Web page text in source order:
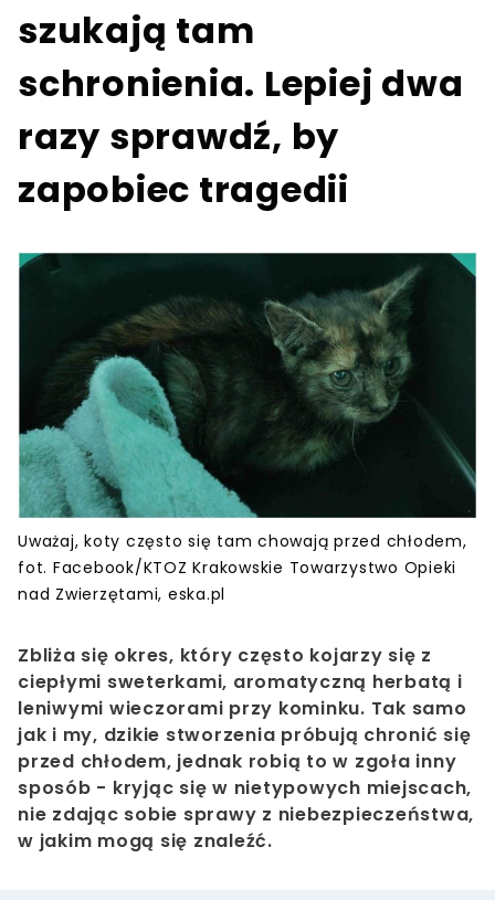
szukają tam
schronienia. Lepiej dwa
razy sprawdź, by
zapobiec tragedii
Uważaj, koty często się tam chowają przed chłodem,
fot. Facebook/KTOZ Krakowskie Towarzystwo Opieki
nad Zwierzętami, eska.pl
Zbliża się okres, który często kojarzy się z
ciepłymi sweterkami, aromatyczną herbatą i
leniwymi wieczorami przy kominku. Tak samo
jak i my, dzikie stworzenia próbują chronić się
przed chłodem, jednak robią to w zgoła inny
sposób - kryjąc się w nietypowych miejscach,
nie zdając sobie sprawy z niebezpieczeństwa,
w jakim mogą się znaleźć.